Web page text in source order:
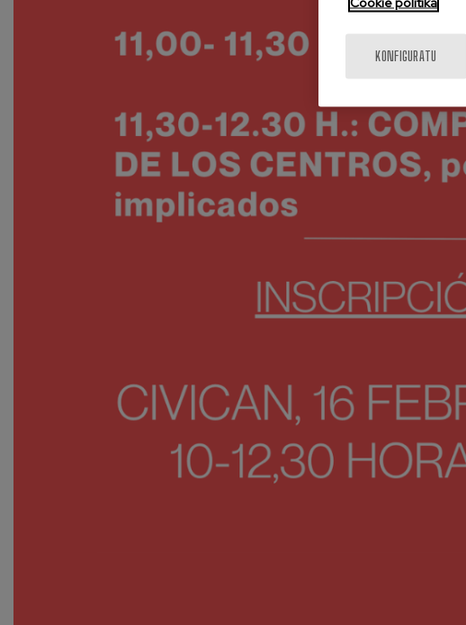
KONFIGURATU